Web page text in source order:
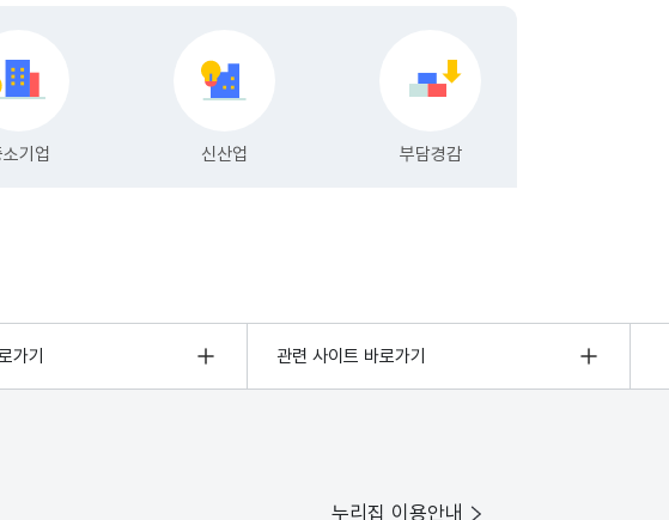
가기 관련 사이트 바로가기
누리집 이용안내